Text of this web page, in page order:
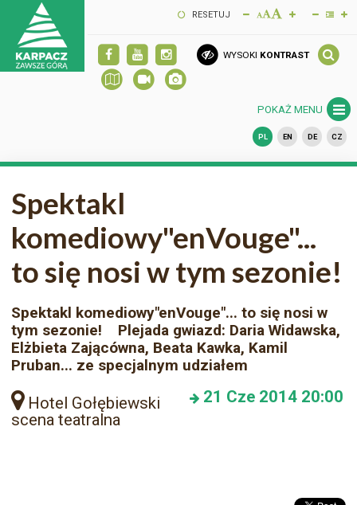
RESETUJ
WYSOKI KONTRAST
POKAŻ MENU
PL EN DE CZ
Spektakl
komediowy"enVouge"...
to się nosi w tym sezonie!
Spektakl komediowy"enVouge"... to się nosi w
tym sezonie! Plejada gwiazd: Daria Widawska,
Elżbieta Zającówna, Beata Kawka, Kamil
Pruban... ze specjalnym udziałem
Hotel Gołębiewski
scena teatralna
21 Cze 201420:00